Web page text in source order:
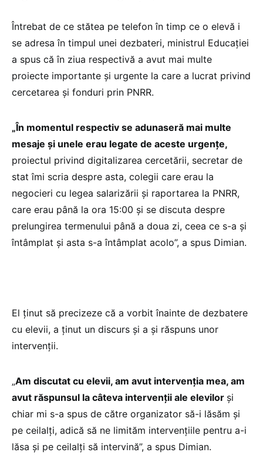
Întrebat de ce stătea pe telefon în timp ce o elevă i
se adresa în timpul unei dezbateri, ministrul Educației
a spus că în ziua respectivă a avut mai multe
proiecte importante și urgente la care a lucrat privind
cercetarea și fonduri prin PNRR.
„În momentul respectiv se adunaseră mai multe
mesaje și unele erau legate de aceste urgențe,
proiectul privind digitalizarea cercetării, secretar de
stat îmi scria despre asta, colegii care erau la
negocieri cu legea salarizării și raportarea la PNRR,
care erau până la ora 15:00 și se discuta despre
prelungirea termenului până a doua zi, ceea ce s-a și
întâmplat și asta s-a întâmplat acolo”, a spus Dimian.
El ținut să precizeze că a vorbit înainte de dezbatere
cu elevii, a ținut un discurs și a și răspuns unor
intervenții.
„Am discutat cu elevii, am avut intervenția mea, am
avut răspunsul la câteva intervenții ale elevilor și
chiar mi s-a spus de către organizator să-i lăsăm și
pe ceilalți, adică să ne limităm intervențiile pentru a-i
lăsa și pe ceilalți să intervină”, a spus Dimian.